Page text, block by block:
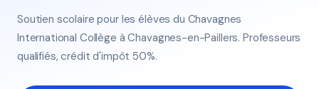
Soutien scolaire pour les élèves du Chavagnes
International Collège à Chavagnes-en-Paillers. Professeurs
qualifiés, crédit d'impôt 50%.